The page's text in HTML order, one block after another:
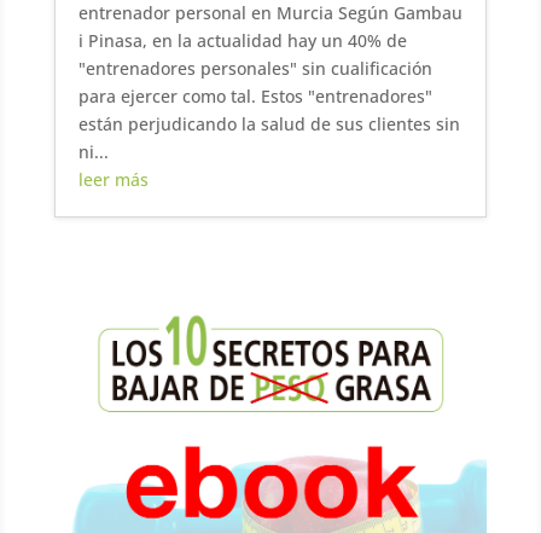
entrenador personal en Murcia Según Gambau
i Pinasa, en la actualidad hay un 40% de
"entrenadores personales" sin cualificación
para ejercer como tal. Estos "entrenadores"
están perjudicando la salud de sus clientes sin
ni...
leer más